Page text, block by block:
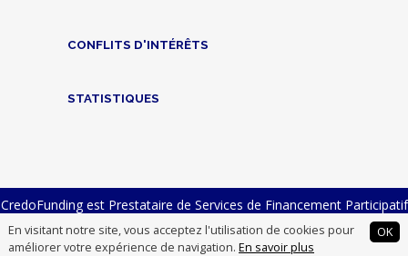
En visitant notre site, vous acceptez l'utilisation de cookies pour
améliorer votre expérience de navigation. En savoir plus
OK
CONFLITS D'INTÉRÊTS
STATISTIQUES
CredoFunding est Prestataire de Services de Financement Participatif
n° FP-2023-23 et Intermédiaire en Financement Participatif n°
14007012